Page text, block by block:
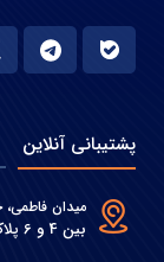
پشتیبانی آنلاین
میدان
بین 4 و 6 پلاک 44